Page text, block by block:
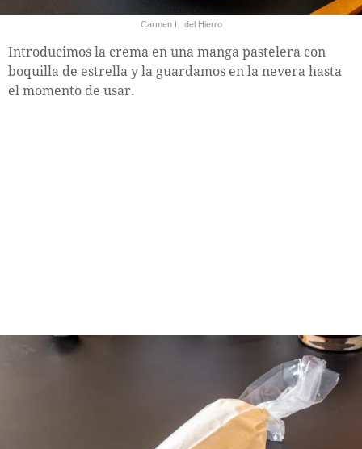
Carmen L. del Hierro
Introducimos la crema en una manga pastelera con
boquilla de estrella y la guardamos en la nevera hasta
el momento de usar.